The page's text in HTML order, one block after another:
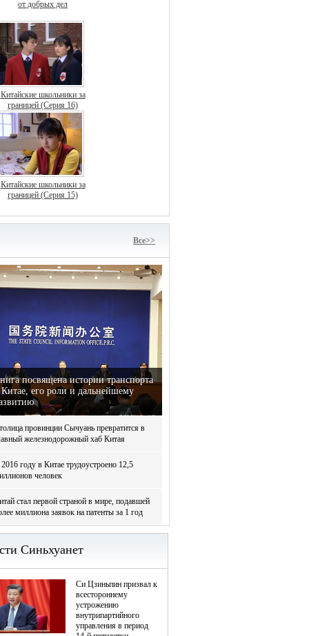
от добрых дел
Китайские школьники за
границей (Серия 16)
Китайские школьники за
границей (Серия 15)
Bce>>
посвящена истории транспорта
его роли и дальнейшему
провинции Сычуань превратится в
железнодорожный хаб Китая
году в Китае трудоустроено 12,5
человек
стал первой страной в мире, подавшей
миллиона заявок на патенты за 1 год